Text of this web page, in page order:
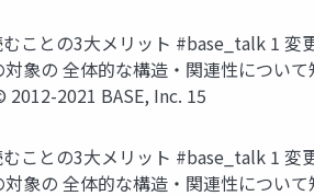
ことの3大メリット #base_talk 1 変
象の 全体的な構造・関連性につい
2012-2021 BASE, Inc. 15
ことの3大メリット #base_talk 1 変
象の 全体的な構造・関連性につい